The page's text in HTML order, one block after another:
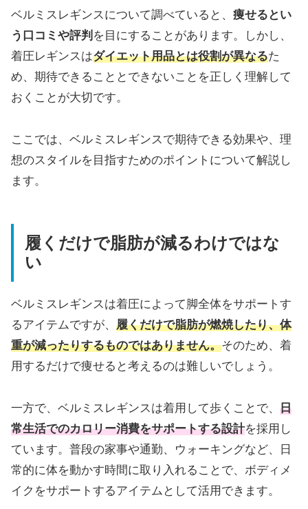
ベルミスレギンスについて調べていると、 痩せるとい
う口コミや評判 を目にすることがあります。しかし、
着圧レギンスはダイエット用品とは役割が異なるた
め、期待できることとできないことを正しく理解して
おくことが大切です。
ここでは、ベルミスレギンスで期待できる効果や、理
想のスタイルを目指すためのポイントについて解説し
ます。
履くだけで脂肪が減るわけではな
い
ベルミスレギンスは着圧によって脚全体をサポートす
るアイテムですが、 履くだけで脂肪が燃焼したり、体
重が減ったりするものではありません。そのため、着
用するだけで痩せると考えるのは難しいでしょう。
一方で、ベルミスレギンスは着用して歩くことで、 日
常生活でのカロリー消費をサポートする設計を採用し
ています。普段の家事や通勤、ウォーキングなど、日
常的に体を動かす時間に取り入れることで、ボディメ
イクをサポートするアイテムとして活用できます。